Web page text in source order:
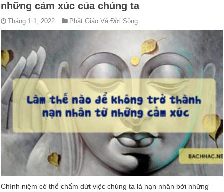
những cảm xúc của chúng ta
Tháng 1 1, 2022 Phật Giáo Và Đời Sống
Chính niệm có thể chấm dứt việc chúng ta là nạn nhân bởi những